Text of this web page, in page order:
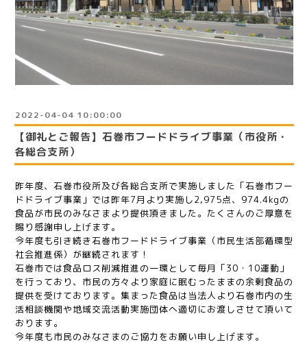
2022-04-04 10:00:00
【御礼とご報告】石巻市フードドライブ事業（市役所・
各総合支所）
昨年度、石巻市役所及び各総合支所で実施しました「石巻市フー
ドドライブ事業」では昨年7月より実施し2,975点、974.4kgの
食品が市民のみなさまより提供頂きました。たくさんのご厚意を
賜り感謝申し上げます。
今年度も引き続き石巻市フードドライブ事業（市民生活部循環型
社会推進係）が継続されます！
石巻市では食品ロス削減推進の一環として毎月「30・10運動」
を行っており、市民の方々より家庭に眠むったままの余剰食品の
提供を受けております。集まった食品は当法人より石巻市内の生
活相談機関や地域交流活動実施団体へ適切にお渡しさせて頂いて
おります。
今年度も市民のみなさまのご協力をお願い申し上げます。